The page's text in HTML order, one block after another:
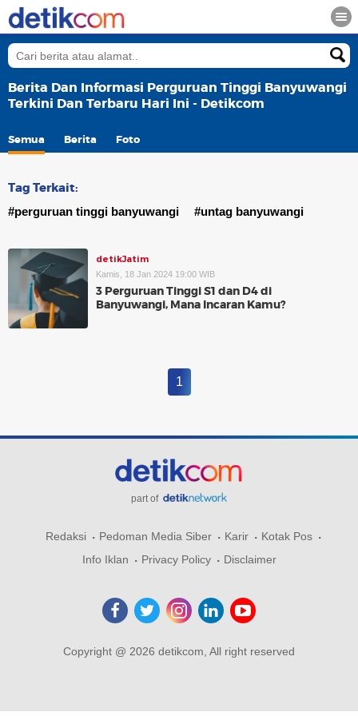
Berita Dan Informasi Perguruan Tinggi Banyuwangi
Terkini Dan Terbaru Hari Ini - Detikcom
Semua Berita Foto
Tag Terkait:
#perguruan tinggi banyuwangi #untag banyuwangi
detikJatim
Kamis, 18 Jan 2024 19:00 WIB
3 Perguruan Tinggi S1 dan D4 di
Banyuwangi, Mana Incaran Kamu?
1
part of
Redaksi Pedoman Media Siber Karir
Kotak Pos
Info Iklan
Privacy Policy Disclaimer
Copyright @ 2026 detikcom, All right reserved